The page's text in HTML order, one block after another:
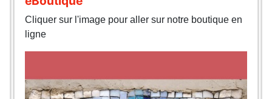
Cliquer sur l'image pour aller sur notre boutique en
ligne